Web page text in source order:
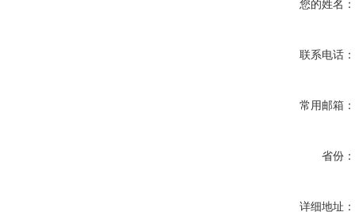
您的姓名：
联系电话：
常用邮箱：
省份：
详细地址：